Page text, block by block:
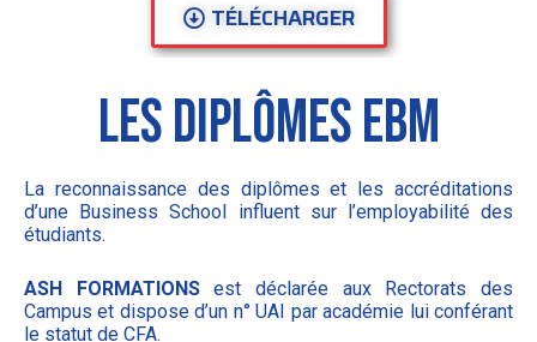
TÉLÉCHARGER
LES DIPLôMES EBM
La reconnaissance des diplômes et les accréditations
d’une Business School influent sur l’employabilité des
étudiants.
ASH FORMATIONSest déclarée aux Rectorats des
Campus et dispose d’un n° UAI par académie lui conférant
le statut de CFA.